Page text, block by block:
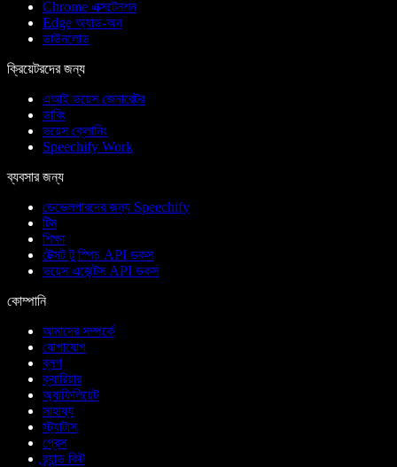
Chrome এক্সটেনশন
Edge অ্যাড-অন
ডাউনলোড
ক্রিয়েটরদের জন্য
এআই ভয়েস জেনারেটর
ডাবিং
ভয়েস ক্লোনিং
Speechify Work
ব্যবসার জন্য
ডেভেলপারদের জন্য Speechify
টিম
শিক্ষা
টেক্সট টু স্পিচ API ডকস
ভয়েস এজেন্টস API ডকস
কোম্পানি
আমাদের সম্পর্কে
যোগাযোগ
ব্লগ
ক্যারিয়ার
অ্যাফিলিয়েট
সাহায্য
স্ট্যাটাস
প্রেস
ব্র্যান্ড কিট